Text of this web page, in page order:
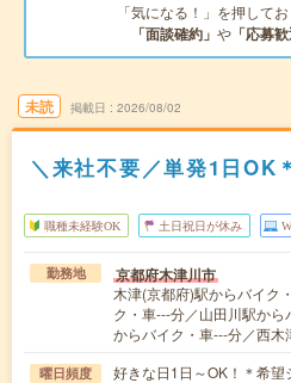
「気になる！」を押して
「面談確約」 や 「応募歓
未読 掲載日 2026/08/02
＼来社不要／単発1日OK
職種未経験OK 土日祝日が休み
勤務地 京都府木津川市
木津(京都府)駅からバイク
ク・車---分／山田川駅か
からバイク・車---分／西
曜日頻度 好きな日1日～OK！＊希望